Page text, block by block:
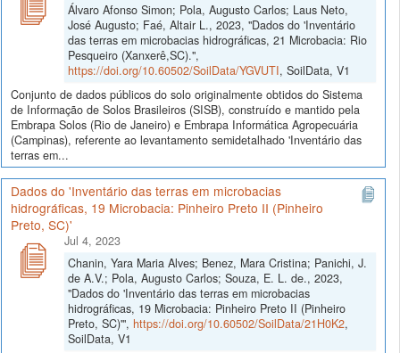
Álvaro Afonso Simon; Pola, Augusto Carlos; Laus Neto,
José Augusto; Faé, Altair L., 2023, "Dados do 'Inventário
das terras em microbacias hidrográficas, 21 Microbacia: Rio
Pesqueiro (Xanxerê,SC).",
https://doi.org/10.60502/SoilData/YGVUTI, SoilData, V1
Conjunto de dados públicos do solo originalmente obtidos do Sistema
de Informação de Solos Brasileiros (SISB), construído e mantido pela
Embrapa Solos (Rio de Janeiro) e Embrapa Informática Agropecuária
(Campinas), referente ao levantamento semidetalhado 'Inventário das
terras em...
Dados do 'Inventário das terras em microbacias
hidrográficas, 19 Microbacia: Pinheiro Preto II (Pinheiro
Preto, SC)'
Jul 4, 2023
Chanin, Yara Maria Alves; Benez, Mara Cristina; Panichi, J.
de A.V.; Pola, Augusto Carlos; Souza, E. L. de., 2023,
"Dados do 'Inventário das terras em microbacias
hidrográficas, 19 Microbacia: Pinheiro Preto II (Pinheiro
Preto, SC)'", https://doi.org/10.60502/SoilData/21H0K2,
SoilData, V1